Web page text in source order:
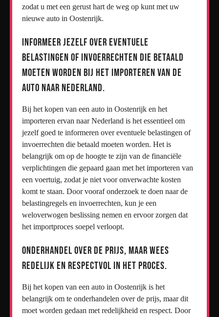
zodat u met een gerust hart de weg op kunt met uw
nieuwe auto in Oostenrijk.
Informeer jezelf over eventuele
belastingen of invoerrechten die betaald
moeten worden bij het importeren van de
auto naar Nederland.
Bij het kopen van een auto in Oostenrijk en het
importeren ervan naar Nederland is het essentieel om
jezelf goed te informeren over eventuele belastingen of
invoerrechten die betaald moeten worden. Het is
belangrijk om op de hoogte te zijn van de financiële
verplichtingen die gepaard gaan met het importeren van
een voertuig, zodat je niet voor onverwachte kosten
komt te staan. Door vooraf onderzoek te doen naar de
belastingregels en invoerrechten, kun je een
weloverwogen beslissing nemen en ervoor zorgen dat
het importproces soepel verloopt.
Onderhandel over de prijs, maar wees
redelijk en respectvol in het proces.
Bij het kopen van een auto in Oostenrijk is het
belangrijk om te onderhandelen over de prijs, maar dit
moet worden gedaan met redelijkheid en respect. Door